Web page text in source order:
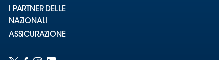
I PARTNER DELLE
NAZIONALI
ASSICURAZIONE